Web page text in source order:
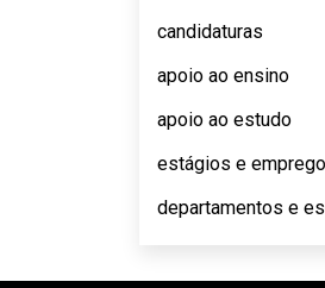
candidaturas
apoio ao ensino
apoio ao estudo
estágios e emprego
departamentos e